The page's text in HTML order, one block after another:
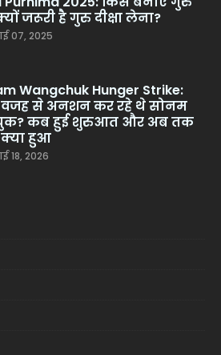
जरूरी है गुरु दीक्षा लेना?
07, 2025
Wangchuk Hunger Strike:
से अनशन कर रहे थे सोनम
कब हुई शुरुआत और अब तक
हुआ
18, 2026